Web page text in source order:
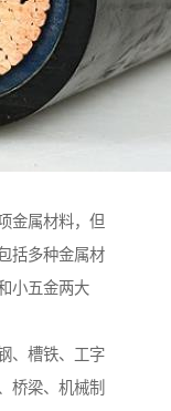
金属材料，但
括多种金属材
小五金两大
、槽铁、工字
桥梁、机械制